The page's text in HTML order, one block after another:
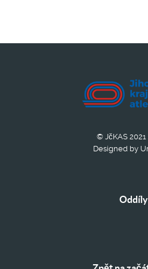
© JčKAS
Designed by
Oddíly